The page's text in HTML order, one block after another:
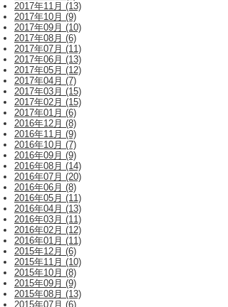
2017年11月 (13)
2017年10月 (9)
2017年09月 (10)
2017年08月 (6)
2017年07月 (11)
2017年06月 (13)
2017年05月 (12)
2017年04月 (7)
2017年03月 (15)
2017年02月 (15)
2017年01月 (6)
2016年12月 (8)
2016年11月 (9)
2016年10月 (7)
2016年09月 (9)
2016年08月 (14)
2016年07月 (20)
2016年06月 (8)
2016年05月 (11)
2016年04月 (13)
2016年03月 (11)
2016年02月 (12)
2016年01月 (11)
2015年12月 (6)
2015年11月 (10)
2015年10月 (8)
2015年09月 (9)
2015年08月 (13)
2015年07月 (6)